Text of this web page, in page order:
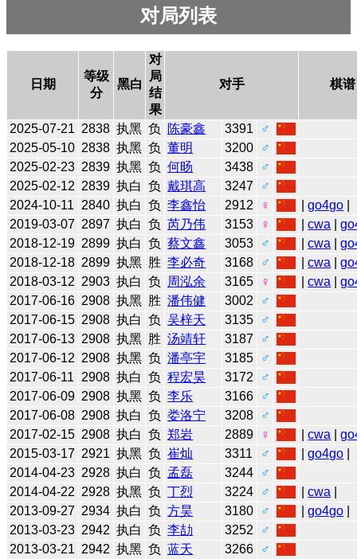
对局列表
日期
等级
分
黑白
对
局
结
果
对手 棋谱
2025-07-21 2838 执黑 负 陈豪鑫 3391
♂
2025-05-10 2838 执黑 负 董明 3200
♂
2025-02-23 2839 执黑 负 何旸 3438
♂
2025-02-12 2839 执白 负 戴琪高 3247
♂
2024-10-11
2840 执白 负 李鑫怡 2912 ♀ |go4go
2019-03-07 2897 执白 负 芮乃伟 3153 ♀ |cwa |
2018-12-19 2899 执白 负 蔡文鑫 3053 ♂ |cwa |
2018-12-18 2899 执黑 胜 李必奇 3168 ♂ |cwa |
2018-03-12 2903 执白 负 周泓余 3165 ♀ |cwa |
2017-06-16 2908 执黑 胜 潘伟健 3002
♂
2017-06-15 2908 执白 负 吴梓天 3135
♂
2017-06-13 2908 执黑 胜 汤靖轩 3187
♂
2017-06-12 2908 执黑 负 潘亭宇 3185
♂
2017-06-11
2908 执白 负 程宏昊 3172
♂
2017-06-09 2908 执黑 负 李乐 3166
♂
2017-06-08 2908 执白 负 娄洛宁 3208
♂
2017-02-15 2908 执白 负 郑岩 2889 ♀ |cwa |
2015-03-17 2921 执黑 负 崔灿 3311 ♂ |go4go
2014-04-23 2928 执白 负 孟磊 3244
♂
2014-04-22 2928 执黑 负 丁烈 3224 ♂ |cwa
2013-09-27 2934 执白 负 方昊 3180 ♂ |go4go
2013-03-23 2942 执白 负 李劼 3252
♂
2013-03-21 2942 执黑 负 蓝天 3266
♂